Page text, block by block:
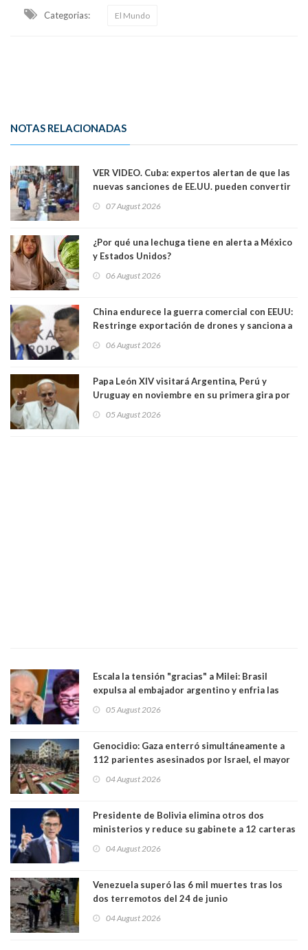
Categorias: El Mundo
NOTAS RELACIONADAS
VER VIDEO. Cuba: expertos alertan de que las
nuevas sanciones de EE.UU. pueden convertir
07 August 2026
¿Por qué una lechuga tiene en alerta a México
y Estados Unidos?
06 August 2026
China endurece la guerra comercial con EEUU:
Restringe exportación de drones y sanciona a
06 August 2026
Papa León XIV visitará Argentina, Perú y
Uruguay en noviembre en su primera gira por
05 August 2026
Escala la tensión "gracias" a Milei: Brasil
expulsa al embajador argentino y enfria las
trasandino
05 August 2026
Genocidio: Gaza enterró simultáneamente a
112 parientes asesinados por Israel, el mayor
muertos figuran 44 niños y nueve ancianos
04 August 2026
Presidente de Bolivia elimina otros dos
ministerios y reduce su gabinete a 12 carteras
04 August 2026
Venezuela superó las 6 mil muertes tras los
dos terremotos del 24 de junio
04 August 2026